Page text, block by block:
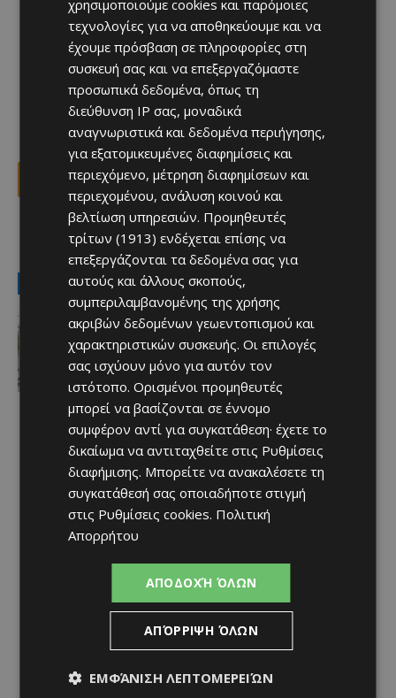
Facebook X Viber
Top εφημερίδες τύπος
LATEST NEWS
Ειδήσεις
ΚΕΡΑΙΕΣ ΣΤΙΣ ΒΡΕΤΑΝΙΚΕΣ ΒΑΣΕΙΣ –
Terra Cypria και BirdLife
συμμερίζονται τις ανησυχίες: «Κάθε
νέα ανάπτυξη απαιτεί ιδιαίτερη
προσοχή»
Afentiko - 07/08/2026
χρησιμοποιούμε cookies και παρόμοιες
τεχνολογίες για να αποθηκεύουμε και να
έχουμε πρόσβαση σε πληροφορίες στη
συσκευή σας και να επεξεργαζόμαστε
προσωπικά δεδομένα, όπως τη
διεύθυνση IP σας, μοναδικά
αναγνωριστικά και δεδομένα περιήγησης,
για εξατομικευμένες διαφημίσεις και
περιεχόμενο, μέτρηση διαφημίσεων και
περιεχομένου, ανάλυση κοινού και
βελτίωση υπηρεσιών. Προμηθευτές
τρίτων (1913) ενδέχεται επίσης να
επεξεργάζονται τα δεδομένα σας για
αυτούς και άλλους σκοπούς,
συμπεριλαμβανομένης της χρήσης
ακριβών δεδομένων γεωεντοπισμού και
χαρακτηριστικών συσκευής. Οι επιλογές
σας ισχύουν μόνο για αυτόν τον
ιστότοπο. Ορισμένοι προμηθευτές
μπορεί να βασίζονται σε έννομο
συμφέρον αντί για συγκατάθεση· έχετε το
δικαίωμα να αντιταχθείτε στις Ρυθμίσεις
διαφήμισης. Μπορείτε να ανακαλέσετε τη
συγκατάθεσή σας οποιαδήποτε στιγμή
στις Ρυθμίσεις cookies. Πολιτική
Απορρήτου
ΑΠΟΔΟΧΉ ΌΛΩΝ
ΑΠΌΡΡΙΨΗ ΌΛΩΝ
ΕΜΦΆΝΙΣΗ ΛΕΠΤΟΜΕΡΕΙΏΝ